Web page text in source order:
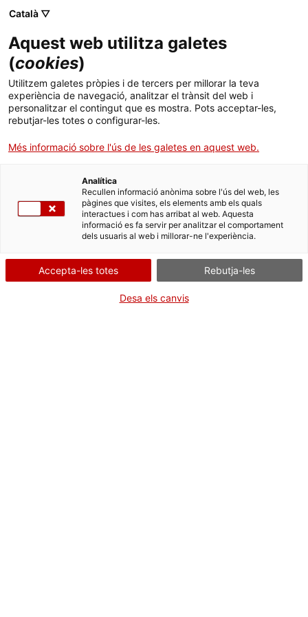
Menú
Tràmits Gencat
Idioma: ca
Subvencions destinades a
incentivar el creixement en fases
inicials d'empreses emergents
(start-up) tecnològiques any 2022
Què necessites fer?
Consulta a continuació totes les opcions
vinculades a aquest tràmit. Selecciona la que
correspongui amb el teu cas i podràs
accedir a tota la informació i condicions de
Català ▽
Aquest web utilitza galetes
(cookies)
Utilitzem galetes pròpies i de tercers per millorar la teva
experiència de navegació, analitzar el trànsit del web i
personalitzar el contingut que es mostra. Pots acceptar-les,
rebutjar-les totes o configurar-les.
Més informació sobre l'ús de les galetes en aquest web.
Analítica
Recullen informació anònima sobre l'ús del web, les
pàgines que visites, els elements amb els quals
interactues i com has arribat al web. Aquesta
informació es fa servir per analitzar el comportament
dels usuaris al web i millorar-ne l'experiència.
Accepta-les totes Rebutja-les
Desa els canvis